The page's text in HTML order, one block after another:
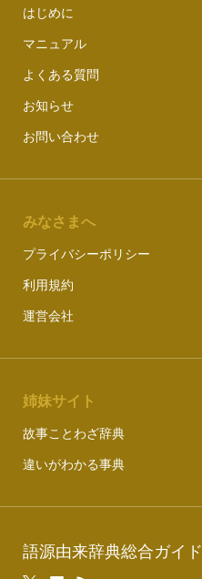
はじめに
マニュアル
よくある質問
お知らせ
お問い合わせ
みなさまへ
プライバシーポリシー
利用規約
運営会社
姉妹サイト
故事ことわざ辞典
違いがわかる事典
語源由来辞典総合ガイド